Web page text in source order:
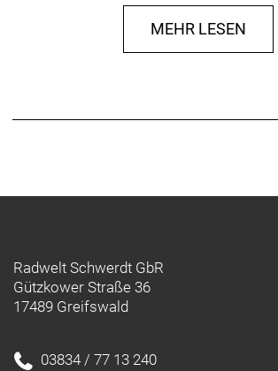
Reifen bist du in holprigem Terrain
Traktion und Kontrolle unterwegs.
integrierte Akku mit einer Reichweite
Wh-Akku und SmartphoneHub
hydraulische Scheibenbremsen und
Komfort-Gelsattel garantieren
Fahrkomfort auf jedem Terrain.
Das Townie® Path Go! 10D EQ
MEHR LESEN
Radwelt Schwerdt GbR
Gützkower Straße 36
17489 Greifswald
03834 / 77 13 240